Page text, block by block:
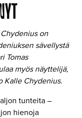
on
sävellystä
Tomas
myös näyttelijä,
Kalle Chydenius.
tunteita –
hienoja